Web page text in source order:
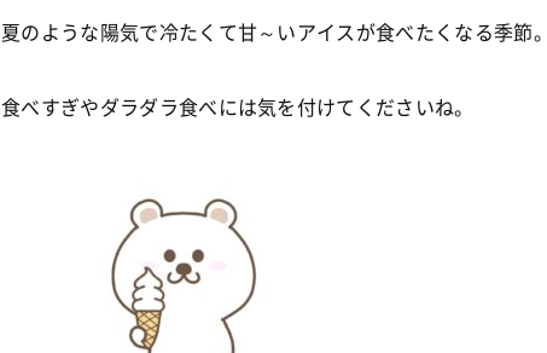
夏のような陽気で冷たくて甘～いアイスが食べたくなる季節。
食べすぎやダラダラ食べには気を付けてくださいね。